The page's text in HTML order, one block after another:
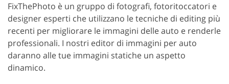
FixThePhoto è un gruppo di fotografi, fotoritoccatori e
designer esperti che utilizzano le tecniche di editing più
recenti per migliorare le immagini delle auto e renderle
professionali. I nostri editor di immagini per auto
daranno alle tue immagini statiche un aspetto
dinamico.